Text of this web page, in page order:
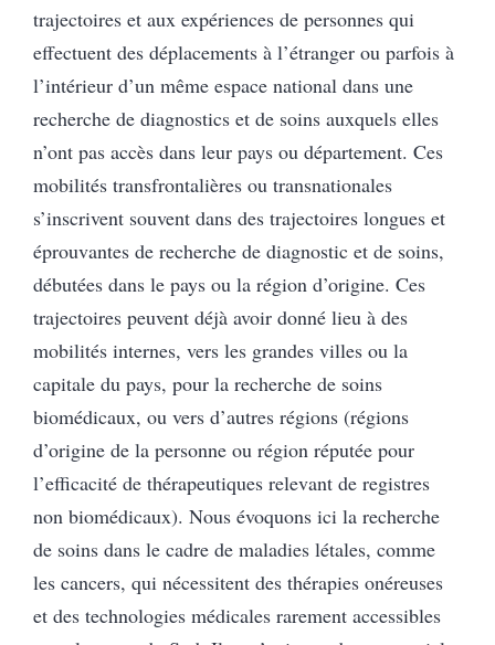
trajectoires et aux expériences de personnes qui
effectuent des déplacements à l’étranger ou parfois à
l’intérieur d’un même espace national dans une
recherche de diagnostics et de soins auxquels elles
n’ont pas accès dans leur pays ou département. Ces
mobilités transfrontalières ou transnationales
s’inscrivent souvent dans des trajectoires longues et
éprouvantes de recherche de diagnostic et de soins,
débutées dans le pays ou la région d’origine. Ces
trajectoires peuvent déjà avoir donné lieu à des
mobilités internes, vers les grandes villes ou la
capitale du pays, pour la recherche de soins
biomédicaux, ou vers d’autres régions (régions
d’origine de la personne ou région réputée pour
l’efficacité de thérapeutiques relevant de registres
non biomédicaux). Nous évoquons ici la recherche
de soins dans le cadre de maladies létales, comme
les cancers, qui nécessitent des thérapies onéreuses
et des technologies médicales rarement accessibles